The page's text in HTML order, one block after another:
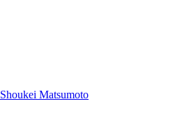
Shoukei Matsumoto